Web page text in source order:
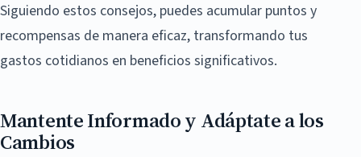
Siguiendo estos consejos, puedes acumular puntos y
recompensas de manera eficaz, transformando tus
gastos cotidianos en beneficios significativos.
Mantente Informado y Adáptate a los
Cambios